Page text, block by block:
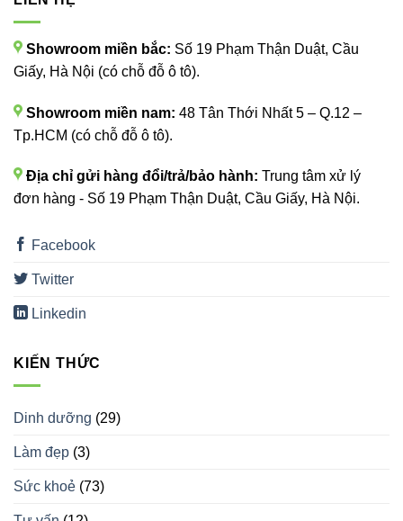
Showroom miền bắc: Số 19 Phạm Thận Duật, Cầu
Giấy, Hà Nội (có chỗ đỗ ô tô).
Showroom miền nam: 48 Tân Thới Nhất 5 – Q.12 –
Tp.HCM (có chỗ đỗ ô tô).
Địa chỉ gửi hàng đổi/trả/bảo hành: Trung tâm xử lý
đơn hàng - Số 19 Phạm Thận Duật, Cầu Giấy, Hà Nội.
Facebook
Twitter
Linkedin
KIẾN THỨC
Dinh dưỡng (29)
Làm đẹp (3)
Sức khoẻ (73)